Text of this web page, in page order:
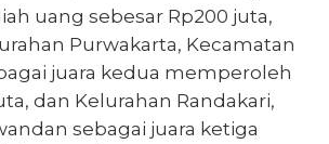
uang sebesar Rp200 juta,
Purwakarta, Kecamatan
juara kedua memperoleh
dan Kelurahan Randakari,
sebagai juara ketiga